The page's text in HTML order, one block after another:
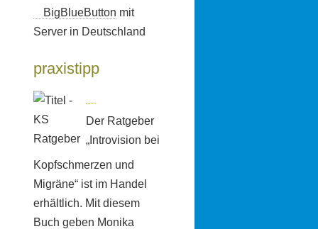
BigBlueButton mit
Server in Deutschland
praxistipp
Der Ratgeber
„Introvision bei
Kopfschmerzen und
Migräne“ ist im Handel
erhältlich. Mit diesem
Buch geben Monika